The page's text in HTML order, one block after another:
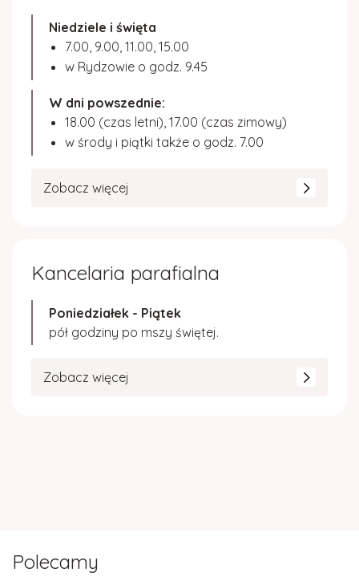
Niedziele i święta
7.00, 9.00, 11.00, 15.00
w Rydzowie o godz. 9.45
W dni powszednie:
18.00 (czas letni), 17.00 (czas zimowy)
w środy i piątki także o godz. 7.00
Zobacz więcej
Kancelaria parafialna
Poniedziałek - Piątek
pół godziny po mszy świętej.
Zobacz więcej
Polecamy